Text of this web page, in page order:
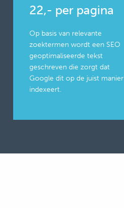
22,- per pagina
Op basis van relevante
zoektermen wordt een SEO
geoptimaliseerde tekst
geschreven die zorgt dat
Google dit op de juist manier
indexeert.